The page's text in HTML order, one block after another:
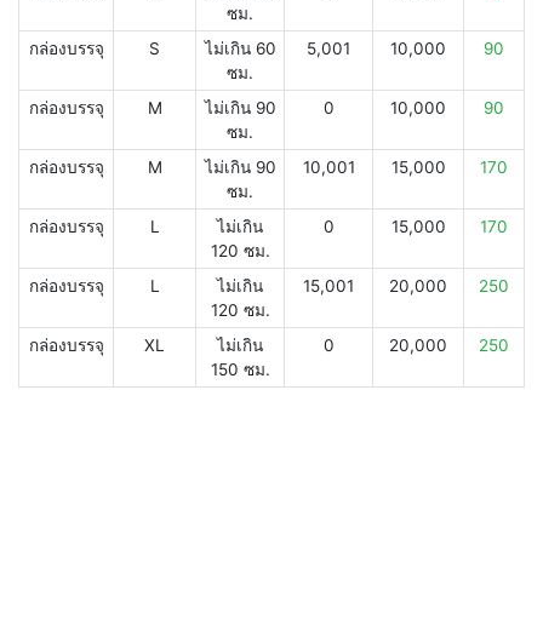
ซม.
กล่องบรรจุ S
ไม่เกิน 60
ซม.
5,001 10,000 90
กล่องบรรจุ M
ไม่เกิน 90
ซม.
0 10,000 90
กล่องบรรจุ M
ไม่เกิน 90
ซม.
10,001 15,000 170
กล่องบรรจุ L
ไม่เกิน
120 ซม.
0 15,000 170
กล่องบรรจุ L
ไม่เกิน
120 ซม.
15,001 20,000 250
กล่องบรรจุ XL
ไม่เกิน
150 ซม.
0 20,000 250